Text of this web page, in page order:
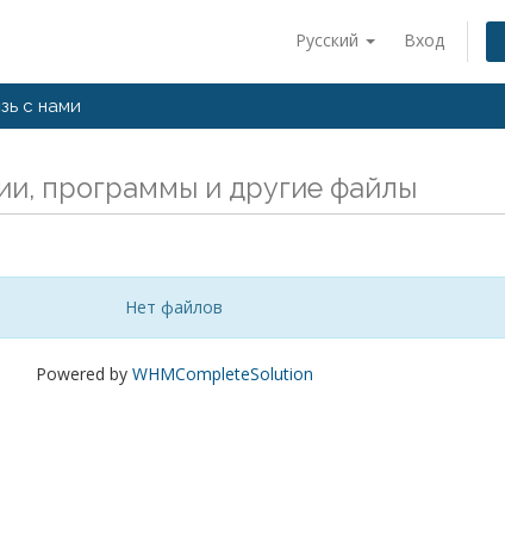
Русский Вход
с нами
программы и другие файлы
Нет файлов
Powered by WHMCompleteSolution